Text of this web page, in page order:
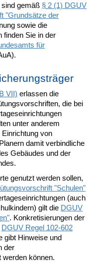
gemäß § 2 (1) DGUV
"Grundsätze der
sowie die
finden Sie in der
für
VII) erlassen die
die bei
unter anderem
Einrichtung von
damit verbindliche
Gebäudes und der
genutzt werden sollen,
"Schulen"
(auch
gilt die DGUV
. Konkretisierungen der
DGUV Regel 102-602
gibt Hinweise und
der
können.